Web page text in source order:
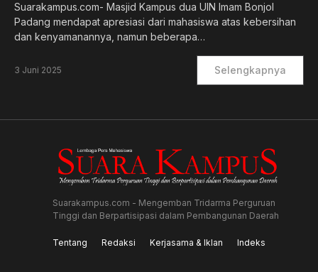
Suarakampus.com- Masjid Kampus dua UIN Imam Bonjol
Padang mendapat apresiasi dari mahasiswa atas kebersihan
dan kenyamanannya, namun beberapa…
3 Juni 2025 Selengkapnya
Suarakampus.com - Mengemban Tridarma Perguruan
Tinggi dan Berpartisipasi dalam Pembangunan Daerah
Tentang Redaksi Kerjasama & Iklan Indeks